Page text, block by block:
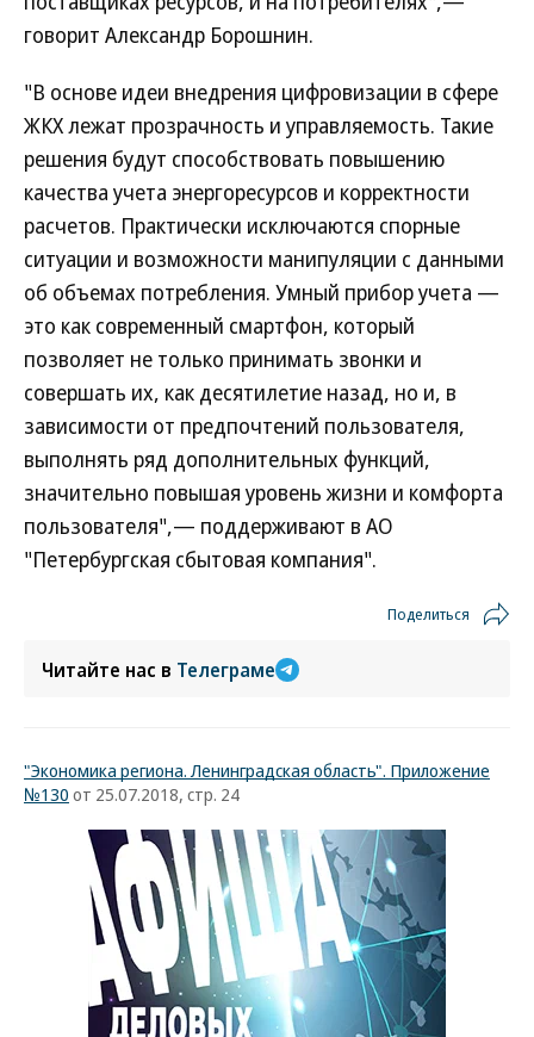
говорит Александр Борошнин.
"В основе идеи внедрения цифровизации в сфере
ЖКХ лежат прозрачность и управляемость. Такие
решения будут способствовать повышению
качества учета энергоресурсов и корректности
расчетов. Практически исключаются спорные
ситуации и возможности манипуляции с данными
об объемах потребления. Умный прибор учета —
это как современный смартфон, который
позволяет не только принимать звонки и
совершать их, как десятилетие назад, но и, в
зависимости от предпочтений пользователя,
выполнять ряд дополнительных функций,
значительно повышая уровень жизни и комфорта
пользователя",— поддерживают в АО
"Петербургская сбытовая компания".
Поделиться
Читайте нас в Телеграме
"Экономика региона. Ленинградская область". Приложение
№130 от 25.07.2018, стр. 24